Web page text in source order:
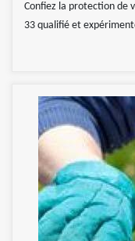
Confiez la protection de
33 qualifié et